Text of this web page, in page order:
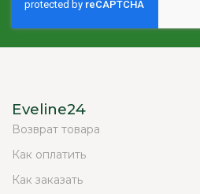
Eveline24
Возврат товара
Как оплатить
Как заказать